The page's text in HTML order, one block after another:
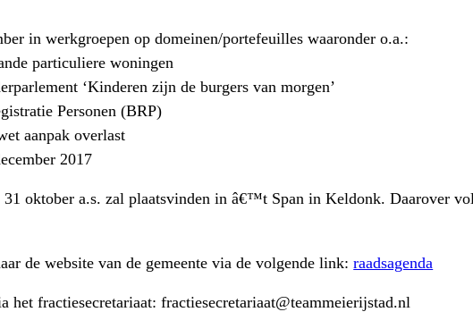
in werkgroepen op domeinen/portefeuilles waaronder o.a.:
particuliere woningen
‘Kinderen zijn de burgers van morgen’
Personen (BRP)
aanpak overlast
2017
31 oktober a.s. zal plaatsvinden in â€™t Span in Keldonk. Daarover
de website van de gemeente via de volgende link:raadsagenda
fractiesecretariaat: fractiesecretariaat@teammeierijstad.nl